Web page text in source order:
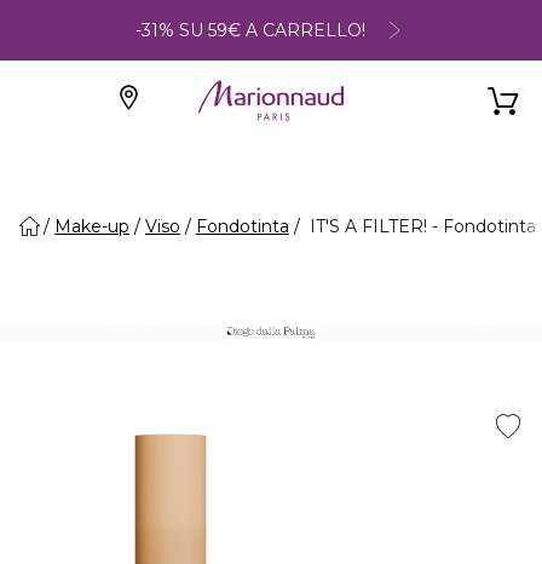
-31% SU 59€ A CARRELLO!
Make-up Viso Fondotinta IT'S A FILTER! -